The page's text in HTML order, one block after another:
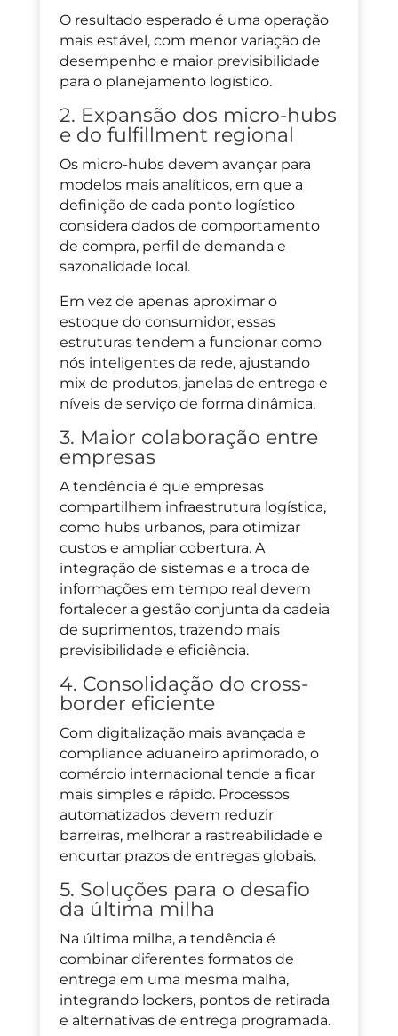
O resultado esperado é uma operação
mais estável, com menor variação de
desempenho e maior previsibilidade
para o planejamento logístico.
2. Expansão dos micro-hubs
e do fulfillment regional
Os micro-hubs devem avançar para
modelos mais analíticos, em que a
definição de cada ponto logístico
considera dados de comportamento
de compra, perfil de demanda e
sazonalidade local.
Em vez de apenas aproximar o
estoque do consumidor, essas
estruturas tendem a funcionar como
nós inteligentes da rede, ajustando
mix de produtos, janelas de entrega e
níveis de serviço de forma dinâmica.
3. Maior colaboração entre
empresas
A tendência é que empresas
compartilhem infraestrutura logística,
como hubs urbanos, para otimizar
custos e ampliar cobertura. A
integração de sistemas e a troca de
informações em tempo real devem
fortalecer a gestão conjunta da cadeia
de suprimentos, trazendo mais
previsibilidade e eficiência.
4. Consolidação do cross-
border eficiente
Com digitalização mais avançada e
compliance aduaneiro aprimorado, o
comércio internacional tende a ficar
mais simples e rápido. Processos
automatizados devem reduzir
barreiras, melhorar a rastreabilidade e
encurtar prazos de entregas globais.
5. Soluções para o desafio
da última milha
Na última milha, a tendência é
combinar diferentes formatos de
entrega em uma mesma malha,
integrando lockers, pontos de retirada
e alternativas de entrega programada.